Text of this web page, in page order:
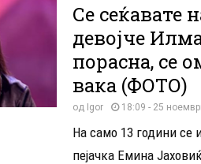
Се сеќавате
девојче
порасна, се
вака (ФОТО)
од Igor 18:09 - 25
На само 13 години се
пејачка Емина